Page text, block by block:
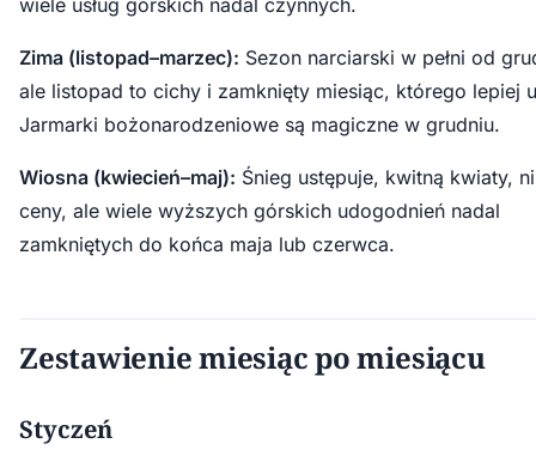
wiele usług górskich nadal czynnych.
Zima (listopad–marzec): Sezon narciarski w pełni od
ale listopad to cichy i zamknięty miesiąc, którego lepiej
Jarmarki bożonarodzeniowe są magiczne w grudniu.
Wiosna (kwiecień–maj): Śnieg ustępuje, kwitną kwiaty,
ceny, ale wiele wyższych górskich udogodnień nadal
zamkniętych do końca maja lub czerwca.
Zestawienie miesiąc po miesiącu
Styczeń